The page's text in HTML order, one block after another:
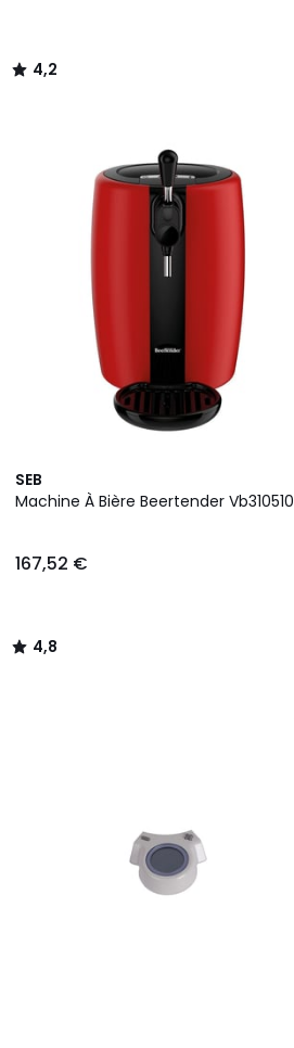
4,2
/
SEB
Machine À Bière Beertender Vb310510
167,52 €
4,8
/ 5
4,8
/